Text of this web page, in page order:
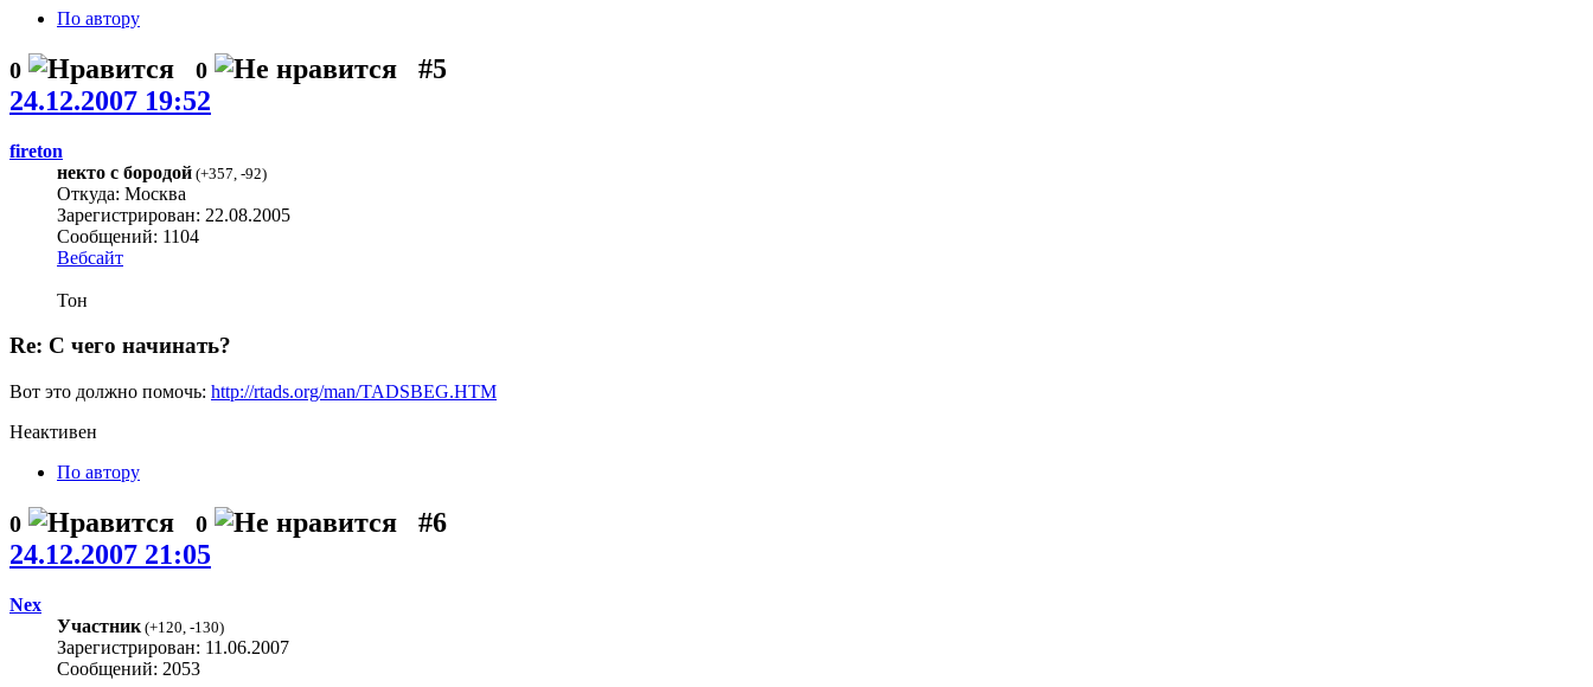
По автору
0 0
#5
24.12.2007 19:52
fireton
некто с бородой (+357 -92)
Откуда: Москва
Зарегистрирован: 22.08.2005
Сообщений: 1104
Вебсайт
Тон
Re: С чего начинать?
Вот это должно помочь: http://rtads.org/man/TADSBEG.HTM
Неактивен
По автору
0 0
#6
24.12.2007 21:05
Nex
Участник (+120 -130)
Зарегистрирован: 11.06.2007
Сообщений: 2053